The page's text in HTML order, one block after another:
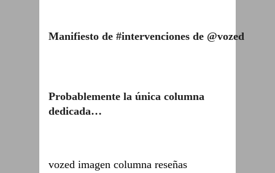
Manifiesto de #intervenciones de @vozed
Probablemente la única columna
dedicada…
vozed imagen columna reseñas